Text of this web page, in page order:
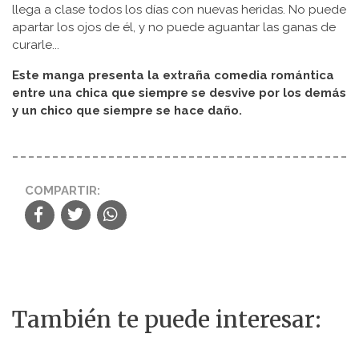
llega a clase todos los días con nuevas heridas. No puede
apartar los ojos de él, y no puede aguantar las ganas de
curarle...
Este manga presenta la extraña comedia romántica
entre una chica que siempre se desvive por los demás
y un chico que siempre se hace daño.
COMPARTIR:
También te puede interesar: